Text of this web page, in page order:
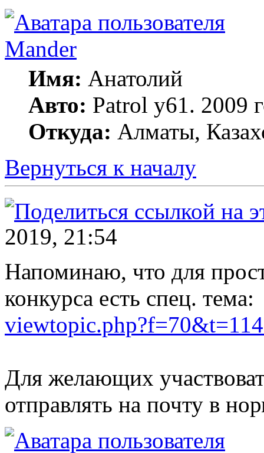
Mander
Имя: Анатолий
Авто: Patrol y61.
Откуда: Алматы,
Вернуться к началу
2019, 21:54
Напоминаю, что для
конкурса есть спец. тема:
Для желающих
отправлять на почту в